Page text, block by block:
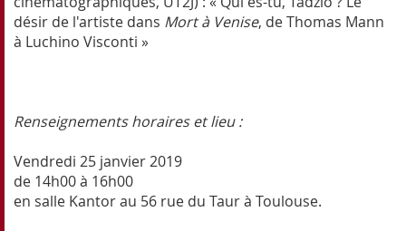
désir de l'artiste dans Mort à Venise, de Thomas Mann
à Luchino Visconti »
Renseignements horaires et lieu :
Vendredi 25 janvier 2019
de 14h00 à 16h00
en salle Kantor au 56 rue du Taur à Toulouse.